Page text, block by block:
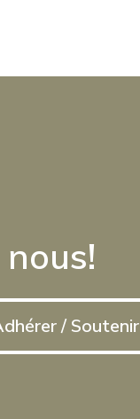
/ Soutenir